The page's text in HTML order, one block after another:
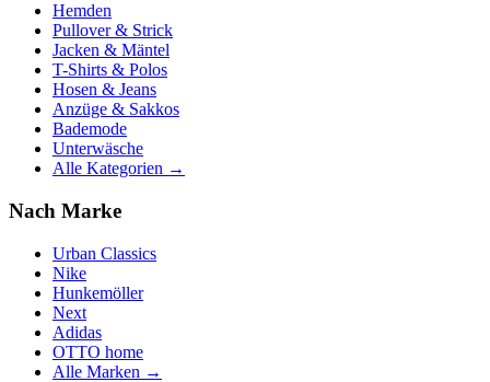
Hemden
Pullover & Strick
Jacken & Mäntel
T-Shirts & Polos
Hosen & Jeans
Anzüge & Sakkos
Bademode
Unterwäsche
Alle Kategorien →
Nach Marke
Urban Classics
Nike
Hunkemöller
Next
Adidas
OTTO home
Alle Marken →